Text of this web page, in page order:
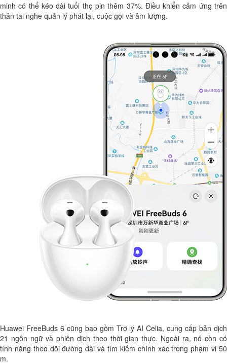
minh có thể kéo dài tuổi thọ pin thêm 37%. Điều khiển cảm ứng trên
thân tai nghe quản lý phát lại, cuộc gọi và âm lượng.
Huawei FreeBuds 6 cũng bao gồm Trợ lý AI Celia, cung cấp bản dịch
21 ngôn ngữ và phiên dịch theo thời gian thực. Ngoài ra, nó còn có
tính năng theo dõi đường dài và tìm kiếm chính xác trong phạm vi 50
m.